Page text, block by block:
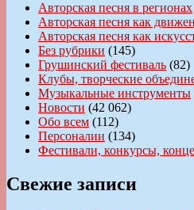
Авторская песня в регионах
Авторская песня как
Авторская песня как
Без рубрики (145)
Грушинский фестиваль (82)
Клубы, творческие
Музыкальные инструменты
Новости (42 062)
Обо всем (112)
Персоналии (134)
Фестивали, конкурсы,
Свежие записи